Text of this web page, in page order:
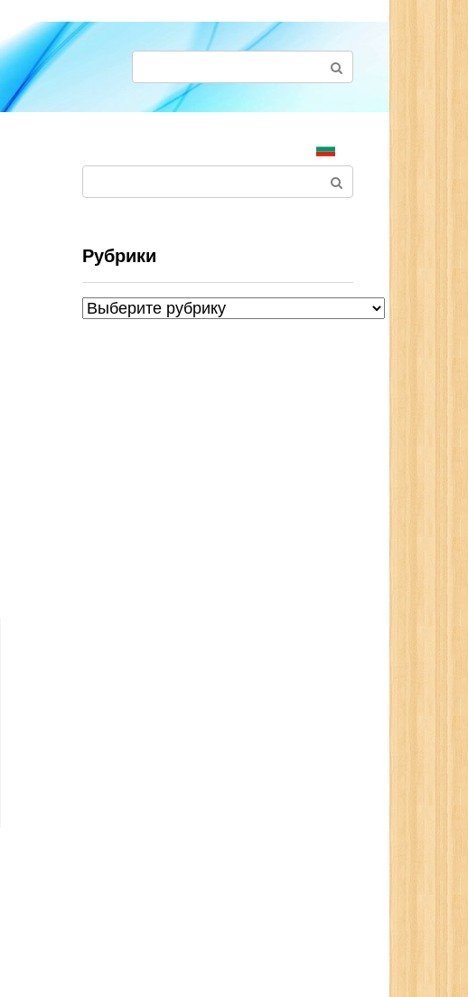
Рубрики
Рубрики